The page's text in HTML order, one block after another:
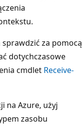
za pomocą
dotychczasowe
cmdlet Receive-
na Azure, użyj
zasobu